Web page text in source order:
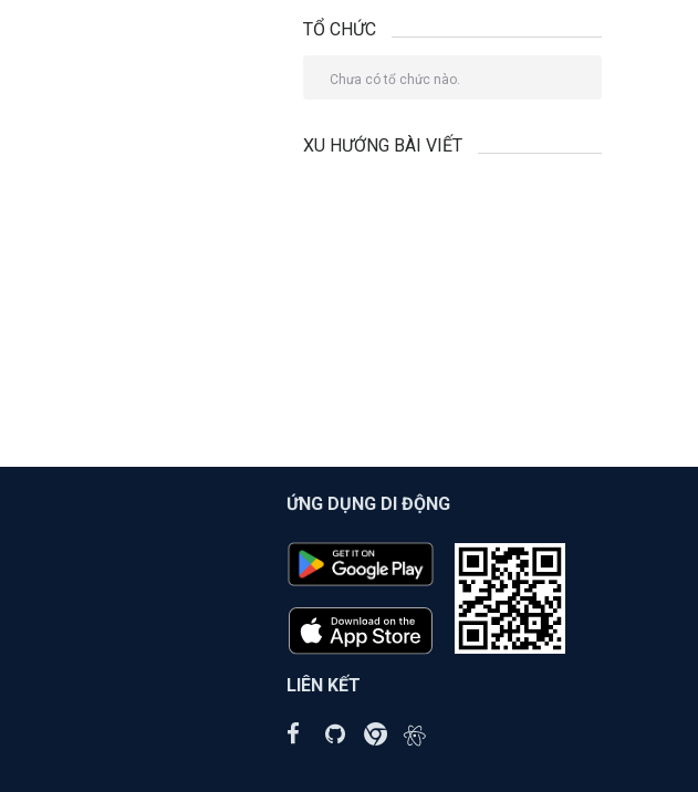
TỔ CHỨC
Chưa có tổ chức nào.
XU HƯỚNG BÀI VIẾT
ỨNG DỤNG DI ĐỘNG
LIÊN KẾT